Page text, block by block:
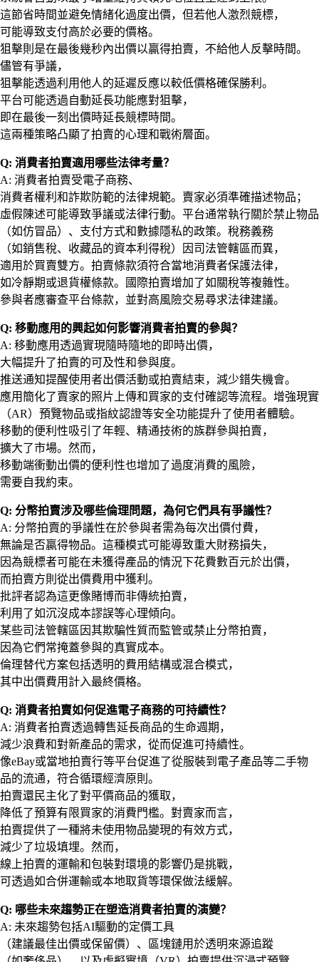
這節省時間並避免情緒化過度出價，但若他人激烈競標，
可能導致支付高於必要的價格。
狙擊則是在最後幾秒內出價以贏得拍賣，不給他人反擊時間。
儘管有爭議，
狙擊能透過利用他人的延遲反應以較低價格確保勝利。
平台可能透過自動延長功能應對狙擊，
即在最後一刻出價時延長競標時間。
這兩種策略凸顯了拍賣的心理和戰術層面。
Q: 消費者拍賣適用哪些法律考量？
A: 消費者拍賣受電子商務、
消費者權利和詐欺防範的法律規範。賣家必須準確描述物品；
虛假陳述可能導致爭議或法律行動。平台通常執行關於禁止物品
（如仿冒品）、支付方式和數據隱私的政策。稅務義務
（如銷售稅、收藏品的資本利得稅）因司法管轄區而異，
適用於買賣雙方。拍賣條款須符合當地消費者保護法律，
如冷靜期或退貨權條款。國際拍賣增加了如關稅等複雜性。
參與者應審查平台條款，並對高風險交易尋求法律建議。
Q: 移動應用的興起如何影響消費者拍賣的參與？
A: 移動應用透過實現隨時隨地的即時出價，
大幅提升了拍賣的可及性和參與度。
推送通知提醒使用者出價活動或拍賣結束，減少錯失機會。
應用簡化了賣家的照片上傳和買家的支付確認等流程。增強現實
（AR）預覽物品或指紋認證等安全功能提升了使用者體驗。
移動的便利性吸引了年輕、精通技術的族群參與拍賣，
擴大了市場。然而，
移動端衝動出價的便利性也增加了過度消費的風險，
需要自我約束。
Q: 分幣拍賣涉及哪些倫理問題，為何它們具有爭議性？
A: 分幣拍賣的爭議性在於參與者需為每次出價付費，
無論是否贏得物品。這種模式可能導致重大財務損失，
因為競標者可能在未獲得產品的情況下花費數百元於出價，
而拍賣方則從出價費用中獲利。
批評者認為這更像賭博而非傳統拍賣，
利用了如沉沒成本謬誤等心理傾向。
某些司法管轄區因其欺騙性質而監管或禁止分幣拍賣，
因為它們常掩蓋參與的真實成本。
倫理替代方案包括透明的費用結構或混合模式，
其中出價費用計入最終價格。
Q: 消費者拍賣如何促進電子商務的可持續性？
A: 消費者拍賣透過轉售延長商品的生命週期，
減少浪費和對新產品的需求，從而促進可持續性。
像eBay或當地拍賣行等平台促進了從服裝到電子產品等二手物
品的流通，符合循環經濟原則。
拍賣還民主化了對平價商品的獲取，
降低了預算有限買家的消費門檻。對賣家而言，
拍賣提供了一種將未使用物品變現的有效方式，
減少了垃圾填埋。然而，
線上拍賣的運輸和包裝對環境的影響仍是挑戰，
可透過如合併運輸或本地取貨等環保做法緩解。
Q: 哪些未來趨勢正在塑造消費者拍賣的演變？
A: 未來趨勢包括AI驅動的定價工具
（建議最佳出價或保留價）、區塊鏈用於透明來源追蹤